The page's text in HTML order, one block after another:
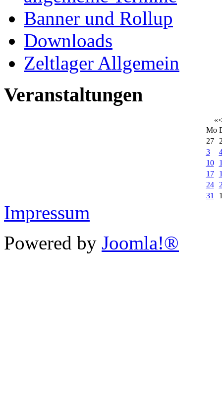
Banner und Rollup
Downloads
Zeltlager Allgemein
Veranstaltungen
«<
Mo
27
3
10
17
24
31
Impressum
Powered by Joomla!®